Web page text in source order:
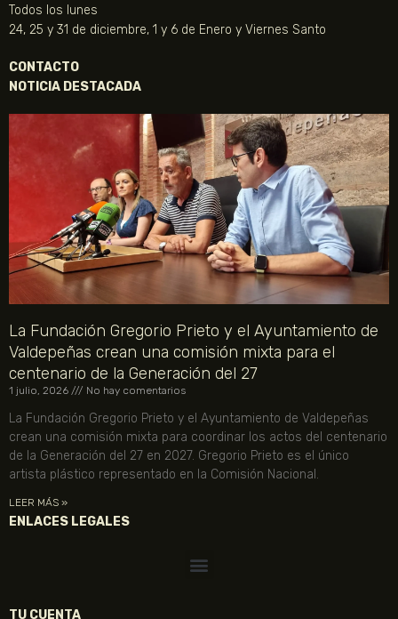
Todos los lunes
24, 25 y 31 de diciembre, 1 y 6 de Enero y Viernes Santo
CONTACTO
NOTICIA DESTACADA
La Fundación Gregorio Prieto y el Ayuntamiento de
Valdepeñas crean una comisión mixta para el
centenario de la Generación del 27
1 julio, 2026 No hay comentarios
La Fundación Gregorio Prieto y el Ayuntamiento de Valdepeñas
crean una comisión mixta para coordinar los actos del centenario
de la Generación del 27 en 2027. Gregorio Prieto es el único
artista plástico representado en la Comisión Nacional.
LEER MÁS »
ENLACES LEGALES
TU CUENTA